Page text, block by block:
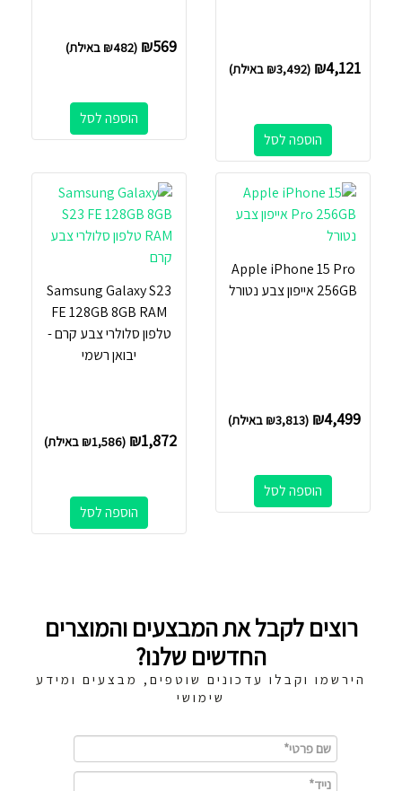
₪4,121
(
₪3,492 באילת)
הוספה לסל
₪569
(
₪482 באילת)
הוספה לסל
Apple iPhone 15 Pro
256GB אייפון צבע נטורל
₪4,499
(
₪3,813 באילת)
הוספה לסל
Samsung Galaxy S23
FE 128GB 8GB RAM
טלפון סלולרי צבע קרם -
יבואן רשמי
₪1,872
(
₪1,586 באילת)
הוספה לסל
רוצים לקבל את המבצעים והמוצרים
החדשים שלנו?
הירשמו וקבלו עדכונים שוטפים, מבצעים ומידע
שימושי